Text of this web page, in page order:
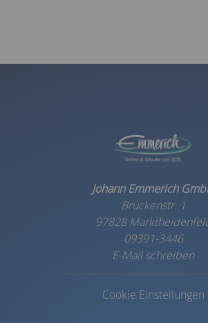
Johann Emmerich
Brückenstr. 1
97828
09391-3446
E-Mail schreiben
Cookie Einstellungen